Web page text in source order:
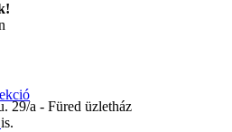
29/a - Füred üzletház
is.